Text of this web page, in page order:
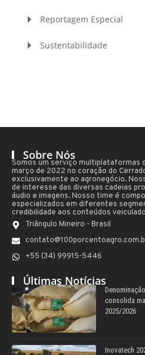
Reportagem Especial
Sustentabilidade
Sobre Nós
Somos um serviço multiplataformas
março de 2022 no coração do
exclusivamente ao agronegócio.
de interesse das diversas cadeias
áudio e imagens. Nosso time é
especializados em diferentes
credibilidade aos conteúdos
Triângulo Mineiro - Brasil
+55 (34) 99915-5446
Últimas Notícias
consolida
2025/2026
Inovatech